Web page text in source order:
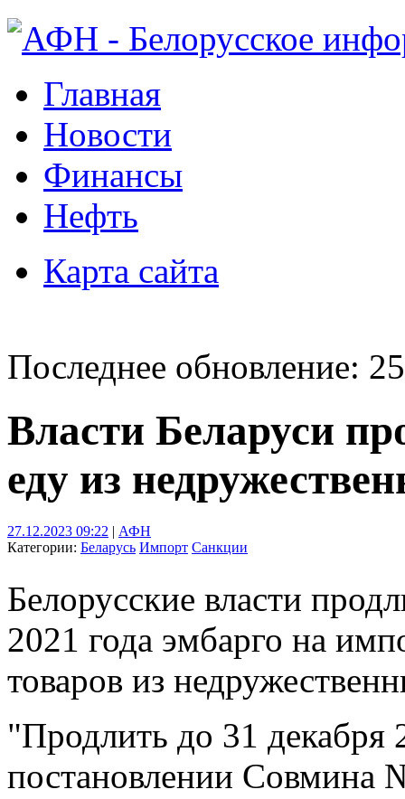
Главная
Новости
Финансы
Нефть
Карта сайта
Последнее обновление:
Власти Беларуси
еду из
27.12.2023 09:22 | АФН
Категории: Беларусь Импорт Санкции
Белорусские власти
2021 года эмбарго на
товаров из
"Продлить до 31 декабря
постановлении Совмина